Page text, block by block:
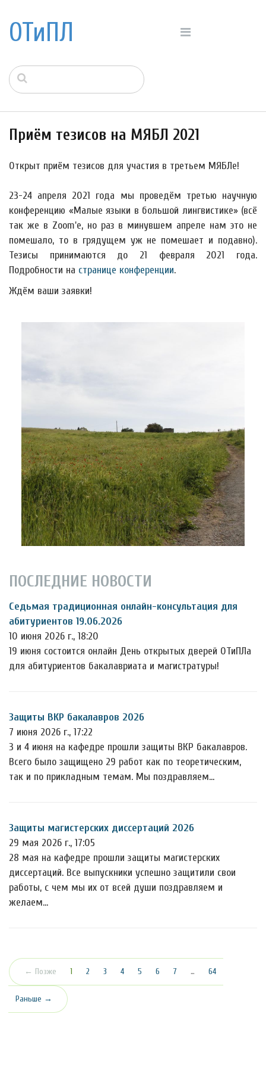
ОТиПЛ
Приём тезисов на МЯБЛ 2021
Открыт приём тезисов для участия в третьем МЯБЛе!
23-24 апреля 2021 года мы проведём третью научную
конференцию «Малые языки в большой лингвистике» (всё
так же в Zoom'е, но раз в минувшем апреле нам это не
помешало, то в грядущем уж не помешает и подавно).
Тезисы принимаются до 21 февраля 2021 года.
Подробности на странице конференции.
Ждём ваши заявки!
ПОСЛЕДНИЕ НОВОСТИ
Седьмая традиционная онлайн-консультация для
абитуриентов 19.06.2026
10 июня 2026 г., 18:20
19 июня состоится онлайн День открытых дверей ОТиПЛа
для абитуриентов бакалавриата и магистратуры!
Защиты ВКР бакалавров 2026
7 июня 2026 г., 17:22
3 и 4 июня на кафедре прошли защиты ВКР бакалавров.
Всего было защищено 29 работ как по теоретическим,
так и по прикладным темам. Мы поздравляем…
Защиты магистерских диссертаций 2026
29 мая 2026 г., 17:05
28 мая на кафедре прошли защиты магистерских
диссертаций. Все выпускники успешно защитили свои
работы, с чем мы их от всей души поздравляем и
желаем…
← Позже 1 (текущая)
2 3 4 5 6 7 … 64
Раньше →